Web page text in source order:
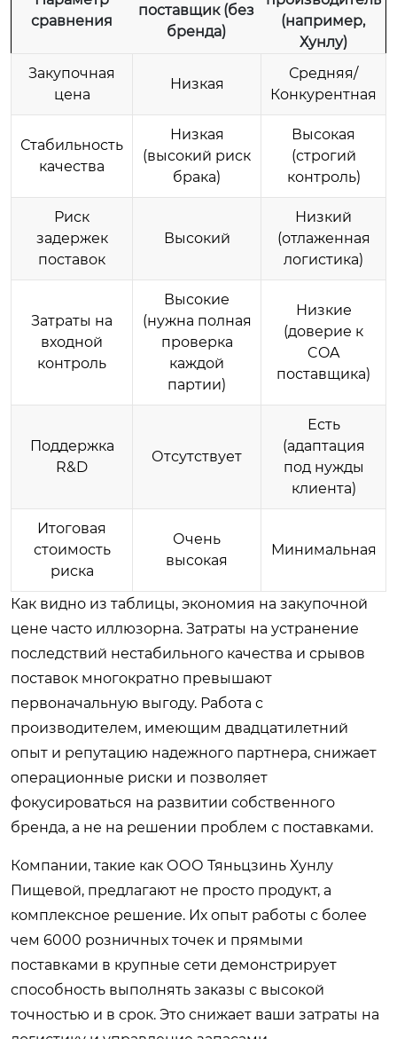
сравнения
поставщик (без
бренда)
(например,
Хунлу)
Закупочная
цена
Низкая
Средняя/
Конкурентная
Стабильность
качества
Низкая
(высокий риск
брака)
Высокая
(строгий
контроль)
Риск
задержек
поставок
Высокий
Низкий
(отлаженная
логистика)
Затраты на
входной
контроль
Высокие
(нужна полная
проверка
каждой
партии)
Низкие
(доверие к
COA
поставщика)
Поддержка
R&D
Отсутствует
Есть
(адаптация
под нужды
клиента)
Итоговая
стоимость
риска
Очень
высокая
Минимальная
Как видно из таблицы, экономия на закупочной
цене часто иллюзорна. Затраты на устранение
последствий нестабильного качества и срывов
поставок многократно превышают
первоначальную выгоду. Работа с
производителем, имеющим двадцатилетний
опыт и репутацию надежного партнера, снижает
операционные риски и позволяет
фокусироваться на развитии собственного
бренда, а не на решении проблем с поставками.
Компании, такие как ООО Тяньцзинь Хунлу
Пищевой, предлагают не просто продукт, а
комплексное решение. Их опыт работы с более
чем 6000 розничных точек и прямыми
поставками в крупные сети демонстрирует
способность выполнять заказы с высокой
точностью и в срок. Это снижает ваши затраты на